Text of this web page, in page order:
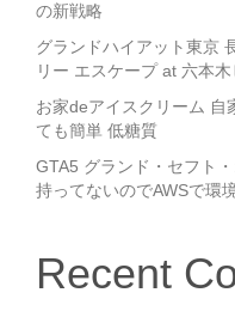
の新戦略
グランドハイアット東京
リー エスケープ at 六本
お家deアイスクリーム 自
ても簡単 低糖質
GTA5 グランド・セフト
持ってないのでAWSで環
Recent